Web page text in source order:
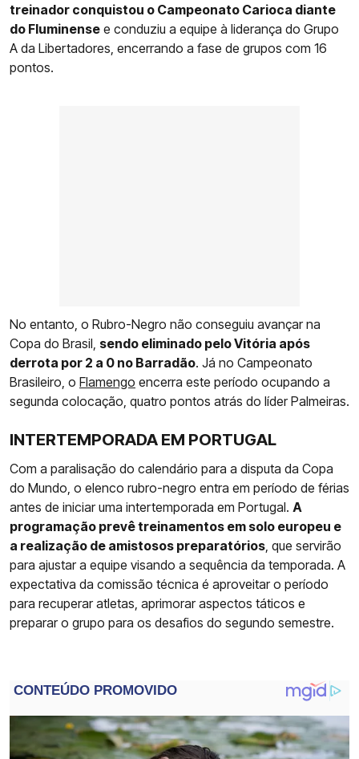
treinador conquistou o Campeonato Carioca diante
do Fluminense e conduziu a equipe à liderança do Grupo
A da Libertadores, encerrando a fase de grupos com 16
pontos.
No entanto, o Rubro-Negro não conseguiu avançar na
Copa do Brasil, sendo eliminado pelo Vitória após
derrota por 2 a 0 no Barradão. Já no Campeonato
Brasileiro, o Flamengo encerra este período ocupando a
segunda colocação, quatro pontos atrás do líder Palmeiras.
INTERTEMPORADA EM PORTUGAL
Com a paralisação do calendário para a disputa da Copa
do Mundo, o elenco rubro-negro entra em período de férias
antes de iniciar uma intertemporada em Portugal. A
programação prevê treinamentos em solo europeu e
a realização de amistosos preparatórios , que servirão
para ajustar a equipe visando a sequência da temporada. A
expectativa da comissão técnica é aproveitar o período
para recuperar atletas, aprimorar aspectos táticos e
preparar o grupo para os desafios do segundo semestre.